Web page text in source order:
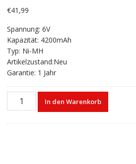
€41,99
Spannung: 6V
Kapazität: 4200mAh
Typ: Ni-MH
Artikelzustand:Neu
Garantie: 1 Jahr
Akku
In den Warenkorb